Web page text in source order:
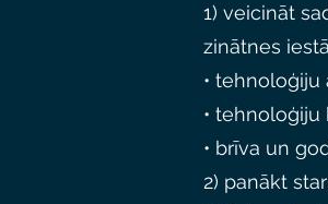
1) veicināt
zinātnes
• tehnoloģiju
•
• brīva un
2) panākt